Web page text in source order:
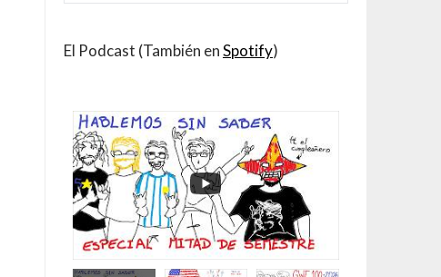
El Podcast (También enSpotify)